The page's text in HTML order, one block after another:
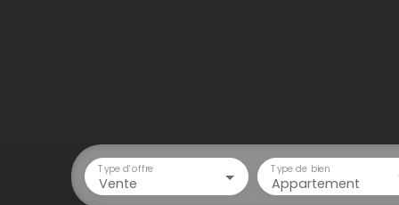
Vente
Type d'offre
Appartement
Type de bien